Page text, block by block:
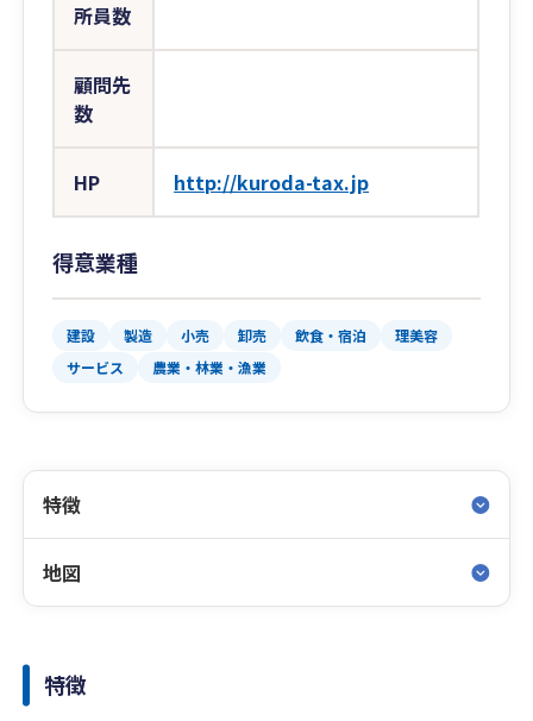
所員数
顧問先
数
HP http://kuroda-tax.jp
得意業種
建設 製造 小売 卸売 飲食・宿泊
理美容
サービス
農業・林業・漁業
特徴
地図
特徴